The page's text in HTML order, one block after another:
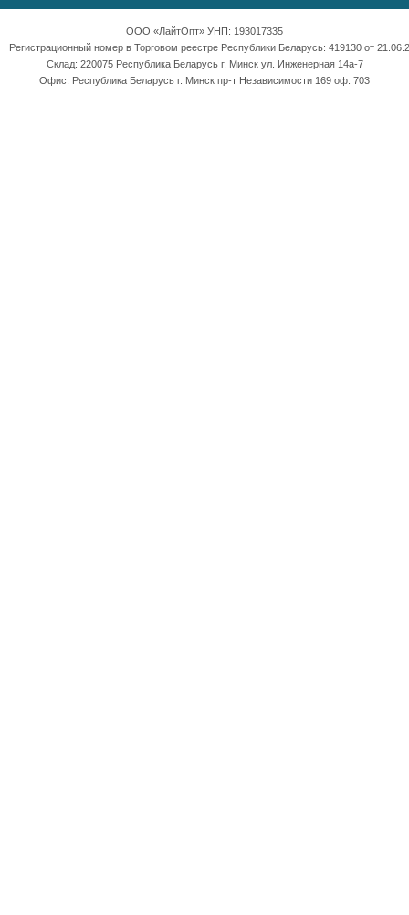
ООО «ЛайтОпт» УНП: 193017335
Регистрационный номер в Торговом реестре Республики Беларусь: 419130 от
Склад: 220075 Республика Беларусь г. Минск ул. Инженерная 14а-7
Офис: Республика Беларусь г. Минск пр-т Независимости 169 оф. 703